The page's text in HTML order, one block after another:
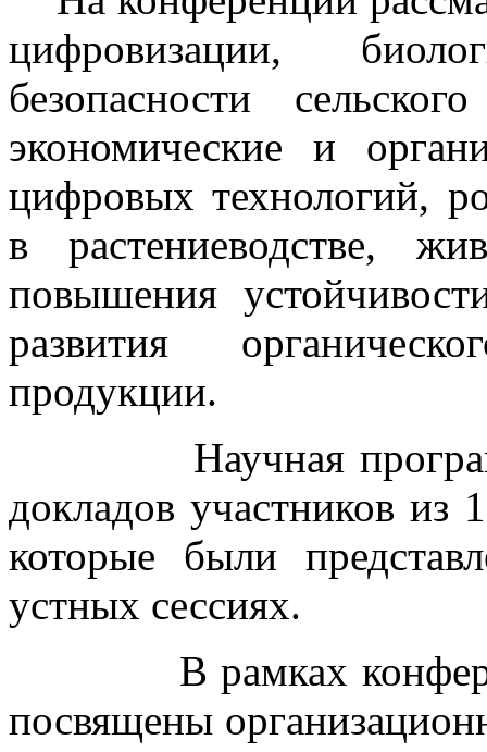
цифровизации,
безопасности
экономические и
цифровых технологий,
в растениеводстве,
повышения
развития
продукции.
Научная программа
докладов участников из
которые были
устных сессиях.
В рамках
посвящены